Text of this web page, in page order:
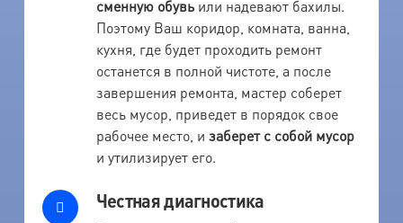
сменную обувьили надевают бахилы.
Поэтому Ваш коридор, комната, ванна,
кухня, где будет проходить ремонт
останется в полной чистоте, а после
завершения ремонта, мастер соберет
весь мусор, приведет в порядок свое
рабочее место, и заберет с собой мусор
и утилизирует его.
Честная диагностика